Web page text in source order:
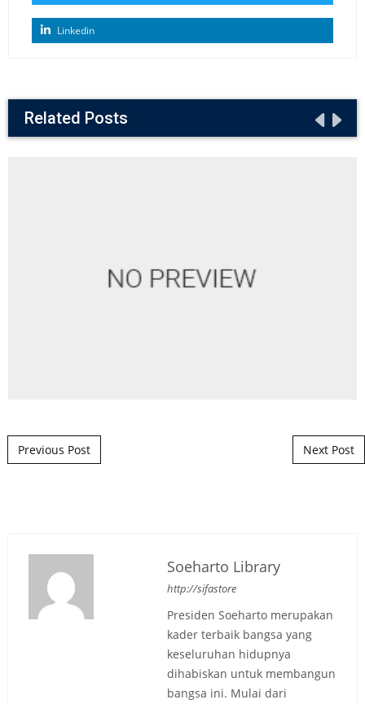
Linkedin
Related Posts
Post navigation
Previous Post Next Post
Soeharto Library
http://sifastore
Presiden Soeharto merupakan
kader terbaik bangsa yang
keseluruhan hidupnya
dihabiskan untuk membangun
bangsa ini. Mulai dari